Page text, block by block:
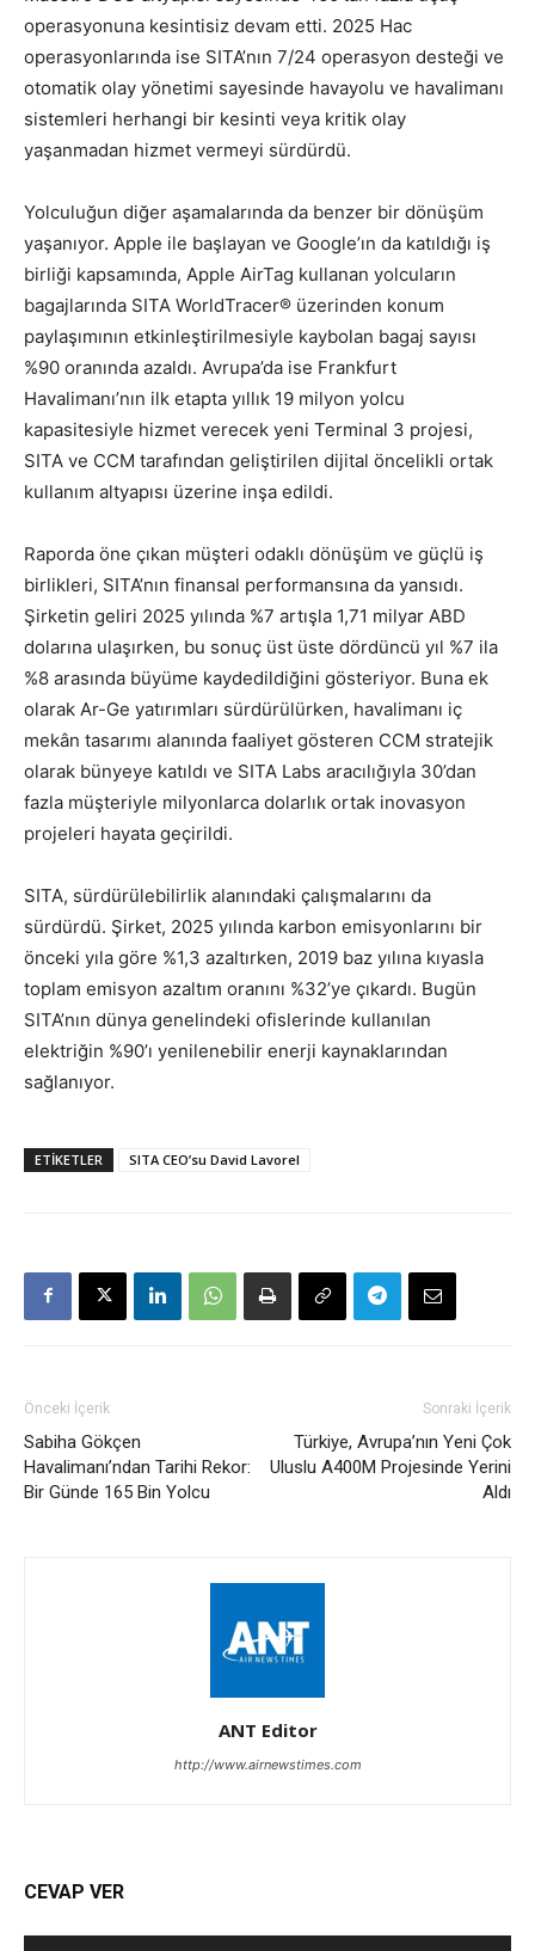
operasyonuna kesintisiz devam etti. 2025 Hac
operasyonlarında ise SITA’nın 7/24 operasyon desteği ve
otomatik olay yönetimi sayesinde havayolu ve havalimanı
sistemleri herhangi bir kesinti veya kritik olay
yaşanmadan hizmet vermeyi sürdürdü.
Yolculuğun diğer aşamalarında da benzer bir dönüşüm
yaşanıyor. Apple ile başlayan ve Google’ın da katıldığı iş
birliği kapsamında, Apple AirTag kullanan yolcuların
bagajlarında SITA WorldTracer® üzerinden konum
paylaşımının etkinleştirilmesiyle kaybolan bagaj sayısı
%90 oranında azaldı. Avrupa’da ise Frankfurt
Havalimanı’nın ilk etapta yıllık 19 milyon yolcu
kapasitesiyle hizmet verecek yeni Terminal 3 projesi,
SITA ve CCM tarafından geliştirilen dijital öncelikli ortak
kullanım altyapısı üzerine inşa edildi.
Raporda öne çıkan müşteri odaklı dönüşüm ve güçlü iş
birlikleri, SITA’nın finansal performansına da yansıdı.
Şirketin geliri 2025 yılında %7 artışla 1,71 milyar ABD
dolarına ulaşırken, bu sonuç üst üste dördüncü yıl %7 ila
%8 arasında büyüme kaydedildiğini gösteriyor. Buna ek
olarak Ar-Ge yatırımları sürdürülürken, havalimanı iç
mekân tasarımı alanında faaliyet gösteren CCM stratejik
olarak bünyeye katıldı ve SITA Labs aracılığıyla 30’dan
fazla müşteriyle milyonlarca dolarlık ortak inovasyon
projeleri hayata geçirildi.
SITA, sürdürülebilirlik alanındaki çalışmalarını da
sürdürdü. Şirket, 2025 yılında karbon emisyonlarını bir
önceki yıla göre %1,3 azaltırken, 2019 baz yılına kıyasla
toplam emisyon azaltım oranını %32’ye çıkardı. Bugün
SITA’nın dünya genelindeki ofislerinde kullanılan
elektriğin %90’ı yenilenebilir enerji kaynaklarından
sağlanıyor.
ETIKETLER SITA CEO’su David Lavorel
Önceki İçerik
Sabiha Gökçen
Havalimanı’ndan Tarihi Rekor:
Bir Günde 165 Bin Yolcu
Sonraki İçerik
Türkiye, Avrupa’nın Yeni Çok
Uluslu A400M Projesinde Yerini
Aldı
ANT Editor
http://www.airnewstimes.com
CEVAP VER